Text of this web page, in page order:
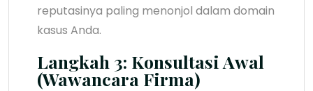
reputasinya paling menonjol dalam domain
kasus Anda.
Langkah 3: Konsultasi Awal
(Wawancara Firma)